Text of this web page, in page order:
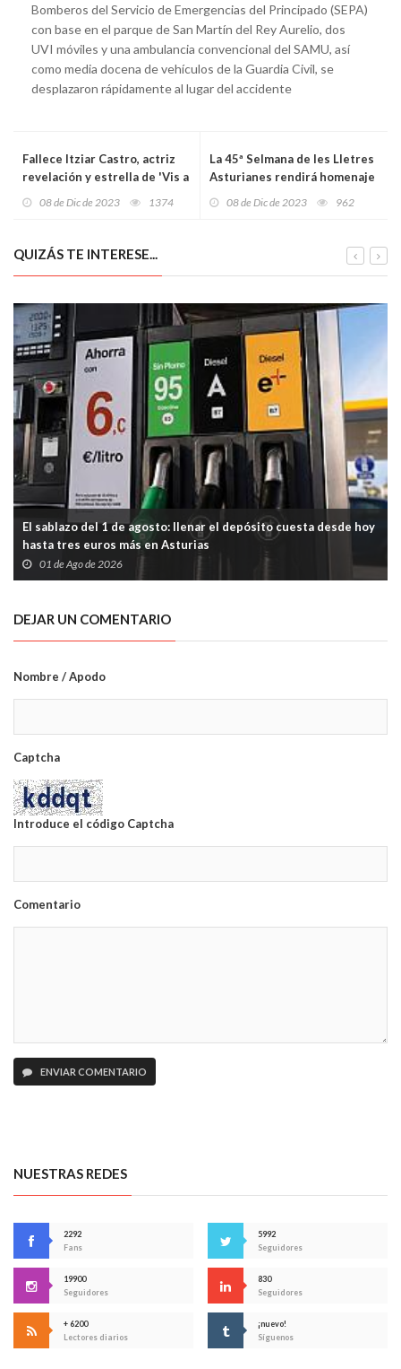
Bomberos del Servicio de Emergencias del Principado (SEPA)
con base en el parque de San Martín del Rey Aurelio, dos
UVI móviles y una ambulancia convencional del SAMU, así
como media docena de vehículos de la Guardia Civil, se
desplazaron rápidamente al lugar del accidente
Fallece Itziar Castro, actriz
revelación y estrella de 'Vis a
08 de Dic de 2023 1374
La 45ª Selmana de les Lletres
Asturianes rendirá homenaje
08 de Dic de 2023 962
QUIZÁS TE INTERESE...
El sablazo del 1 de agosto: llenar el depósito cuesta desde hoy
hasta tres euros más en Asturias
01 de Ago de 2026
DEJAR UN COMENTARIO
Nombre / Apodo
Captcha
Introduce el código Captcha
Comentario
ENVIAR COMENTARIO
NUESTRAS REDES
2292
Fans
5992
Seguidores
19900
Seguidores
830
Seguidores
+ 6200
Lectores diarios
¡nuevo!
Síguenos